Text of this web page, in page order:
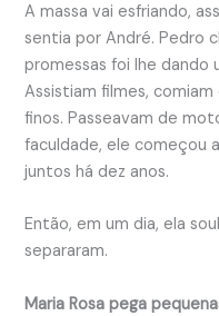
A massa vai esfriando,
sentia por André. Pedro
promessas foi lhe dando
Assistiam filmes,
finos. Passeavam de
faculdade, ele começou
juntos há dez anos.
Então, em um dia, ela
separaram.
Maria Rosa pega